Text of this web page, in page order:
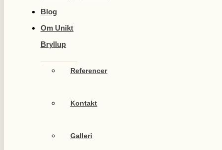
Blog
Om Unikt
Bryllup
Referencer
Kontakt
Galleri